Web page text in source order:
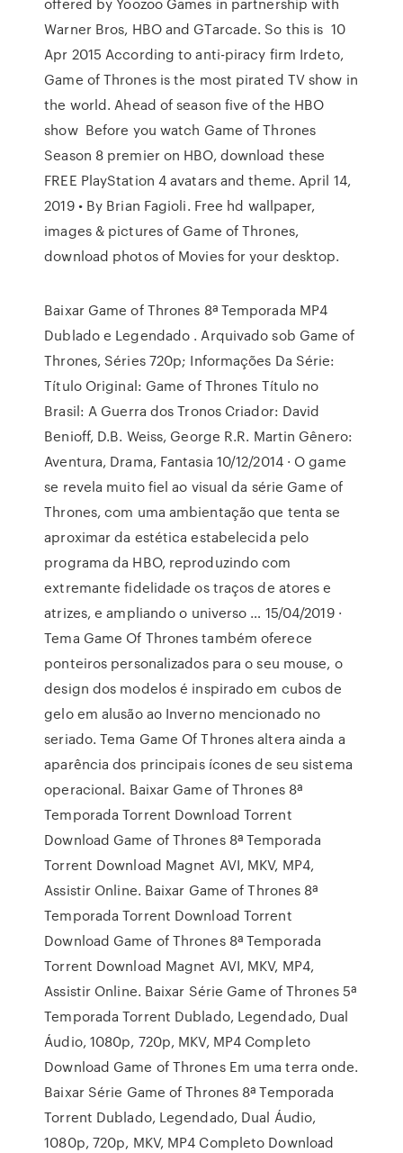
Warner Bros, HBO and GTarcade. So this is 10
Apr 2015 According to anti-piracy firm Irdeto,
Game of Thrones is the most pirated TV show in
the world. Ahead of season five of the HBO
show Before you watch Game of Thrones
Season 8 premier on HBO, download these
FREE PlayStation 4 avatars and theme. April 14,
2019 • By Brian Fagioli. Free hd wallpaper,
images & pictures of Game of Thrones,
download photos of Movies for your desktop.
Baixar Game of Thrones 8ª Temporada MP4
Dublado e Legendado . Arquivado sob Game of
Thrones, Séries 720p; Informações Da Série:
Título Original: Game of Thrones Título no
Brasil: A Guerra dos Tronos Criador: David
Benioff, D.B. Weiss, George R.R. Martin Gênero:
Aventura, Drama, Fantasia 10/12/2014 · O game
se revela muito fiel ao visual da série Game of
Thrones, com uma ambientação que tenta se
aproximar da estética estabelecida pelo
programa da HBO, reproduzindo com
extremante fidelidade os traços de atores e
atrizes, e ampliando o universo … 15/04/2019 ·
Tema Game Of Thrones também oferece
ponteiros personalizados para o seu mouse, o
design dos modelos é inspirado em cubos de
gelo em alusão ao Inverno mencionado no
seriado. Tema Game Of Thrones altera ainda a
aparência dos principais ícones de seu sistema
operacional. Baixar Game of Thrones 8ª
Temporada Torrent Download Torrent
Download Game of Thrones 8ª Temporada
Torrent Download Magnet AVI, MKV, MP4,
Assistir Online. Baixar Game of Thrones 8ª
Temporada Torrent Download Torrent
Download Game of Thrones 8ª Temporada
Torrent Download Magnet AVI, MKV, MP4,
Assistir Online. Baixar Série Game of Thrones 5ª
Temporada Torrent Dublado, Legendado, Dual
Áudio, 1080p, 720p, MKV, MP4 Completo
Download Game of Thrones Em uma terra onde.
Baixar Série Game of Thrones 8ª Temporada
Torrent Dublado, Legendado, Dual Áudio,
1080p, 720p, MKV, MP4 Completo Download